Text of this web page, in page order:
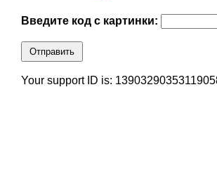
Введите код с картинки:
Отправить
Your support ID is: